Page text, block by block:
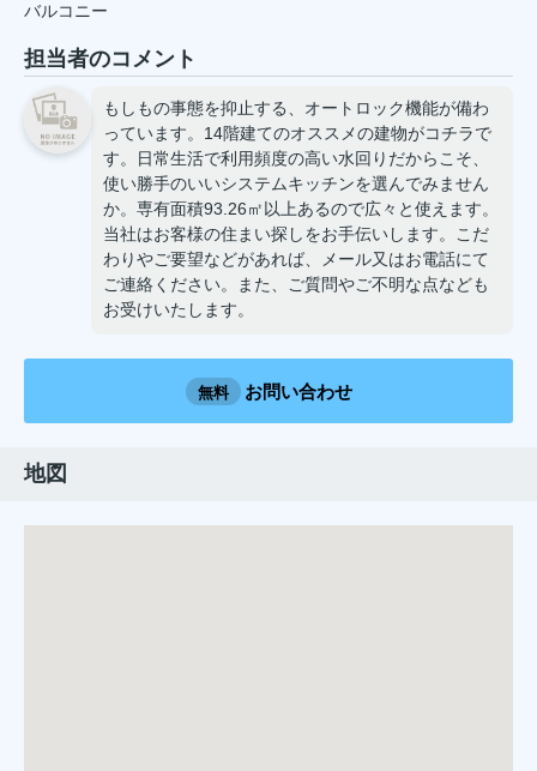
バルコニー
担当者のコメント
もしもの事態を抑止する、オートロック機能が備わ
っています。14階建てのオススメの建物がコチラで
す。日常生活で利用頻度の高い水回りだからこそ、
使い勝手のいいシステムキッチンを選んでみません
か。専有面積93.26㎡以上あるので広々と使えます。
当社はお客様の住まい探しをお手伝いします。こだ
わりやご要望などがあれば、メール又はお電話にて
ご連絡ください。また、ご質問やご不明な点なども
お受けいたします。
無料 お問い合わせ
地図